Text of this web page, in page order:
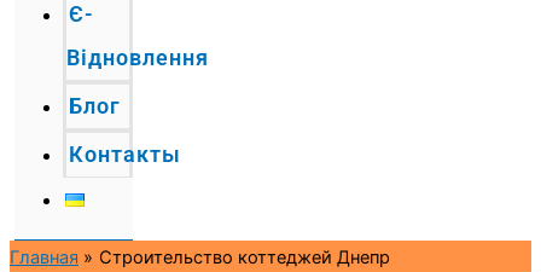
Є-
Відновлення
Блог
Контакты
Главная Строительство коттеджей Днепр